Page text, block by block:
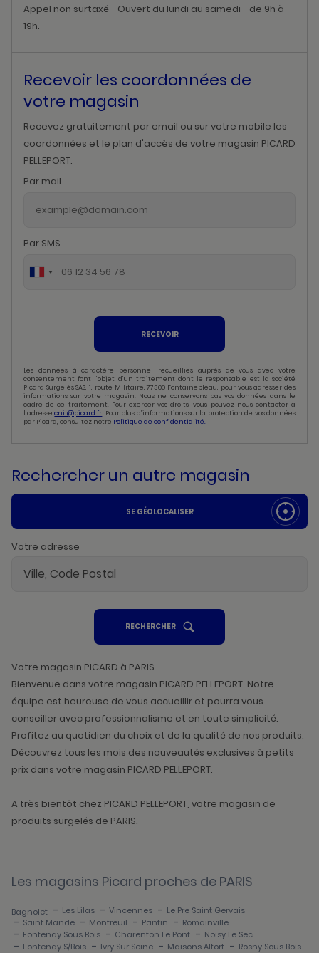
Appel non surtaxé - Ouvert du lundi au samedi - de 9h à
19h.
Recevoir les coordonnées de
votre magasin
Recevez gratuitement par email ou sur votre mobile les
coordonnées et le plan d'accès de votre magasin PICARD
PELLEPORT.
Par mail
Par SMS
RECEVOIR
Les données à caractère personnel recueillies auprès de vous avec votre
consentement font l’objet d’un traitement dont le responsable est la société
Picard Surgelés SAS, 1, route Militaire, 77300 Fontainebleau, pour vous adresser des
informations sur votre magasin. Nous ne conservons pas vos données dans le
cadre de ce traitement. Pour exercer vos droits, vous pouvez nous contacter à
l’adressecnil@picard.fr. Pour plus d’informations sur la protection de vos données
par Picard, consultez notre Politique de confidentialité.
Rechercher un autre magasin
SE GÉOLOCALISER
Votre adresse
RECHERCHERUN
POINT
VENTE
Votre magasin PICARD à PARIS
Bienvenue dans votre magasin PICARD PELLEPORT. Notre
équipe est heureuse de vous accueillir et pourra vous
conseiller avec professionnalisme et en toute simplicité.
Profitez au quotidien du choix et de la qualité de nos produits.
Découvrez tous les mois des nouveautés exclusives à petits
prix dans votre magasin PICARD PELLEPORT.
A très bientôt chez PICARD PELLEPORT, votre magasin de
produits surgelés de PARIS.
Les magasins Picard proches de PARIS
Bagnolet - Les Lilas - Vincennes - Le Pre Saint Gervais
- Saint Mande - Montreuil - Pantin - Romainville
- Fontenay Sous Bois - Charenton Le Pont - Noisy Le Sec
- Fontenay S/bois - Ivry Sur Seine - Maisons Alfort - Rosny Sous Bois